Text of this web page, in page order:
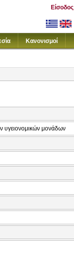
Είσοδος
Κανονισμοί
υγειονομικών μονάδων